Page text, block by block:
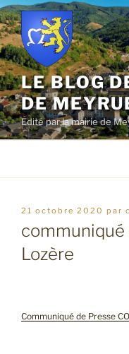
Aller
au
contenu
principal
LE BLOG
DE
Édité par la mairie de
publié
21 octobre 2020 par
communiqué
Lozère
Communiqué de Presse